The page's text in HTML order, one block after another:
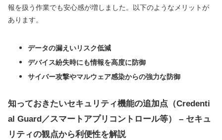
報を扱う作業でも安心感が増しました。以下のようなメリットが
あります。
データの漏えいリスク低減
デバイス紛失時にも情報を高度に防御
サイバー攻撃やマルウェア感染からの強力な防御
知っておきたいセキュリティ機能の追加点（Credenti
al Guard／スマートアプリコントロール等） – セキュ
リティの観点から利便性を解説